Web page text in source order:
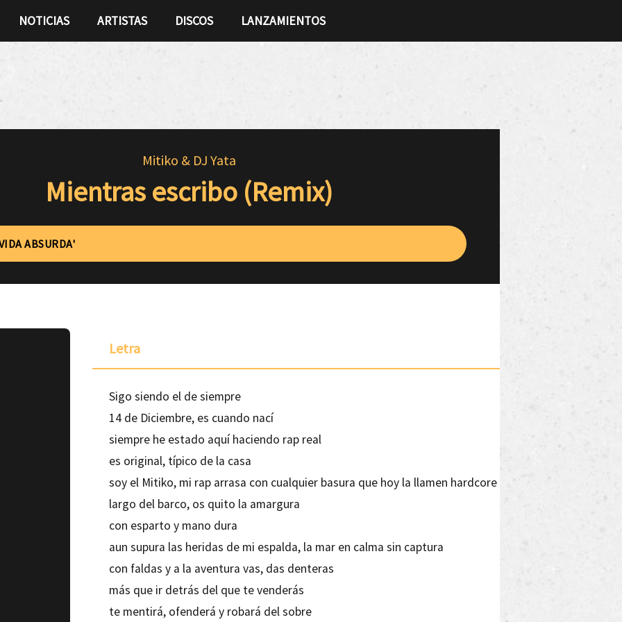
NOTICIAS ARTISTAS DISCOS LANZAMIENTOS
Mitiko & DJ Yata
Mientras escribo (Remix)
ABSURDA'
Letra
Sigo siendo el de siempre
14 de Diciembre, es cuando nací
siempre he estado aquí haciendo rap real
es original, típico de la casa
soy el Mitiko, mi rap arrasa con cualquier basura que hoy la llamen hardcore
largo del barco, os quito la amargura
con esparto y mano dura
aun supura las heridas de mi espalda, la mar en calma sin captura
con faldas y a la aventura vas, das denteras
más que ir detrás del que te venderás
te mentirá, ofenderá y robará del sobre